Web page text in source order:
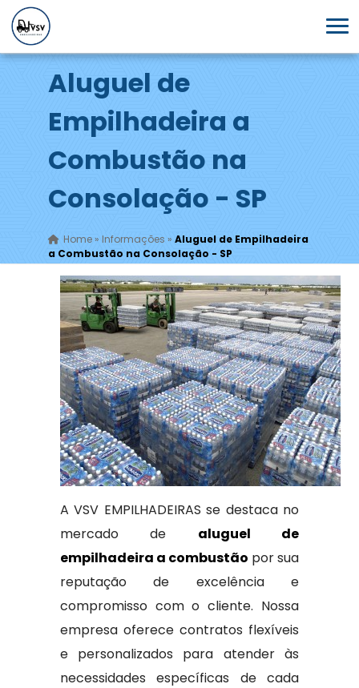
Aluguel de
Empilhadeira a
Combustão na
Consolação - SP
Home» Informações » Aluguel de Empilhadeira
a Combustão na Consolação - SP
A VSV EMPILHADEIRAS se destaca no
mercado de aluguel de
empilhadeira a combustão por sua
reputação de excelência e
compromisso com o cliente. Nossa
empresa oferece contratos flexíveis
e personalizados para atender às
necessidades específicas de cada